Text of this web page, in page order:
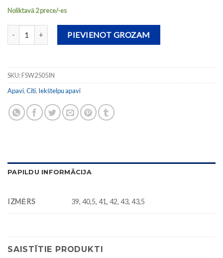
Noliktavā 2 prece/-es
Iekštelpu apavi FS REACTIVE 2505 daudzums
PIEVIENOT GROZAM
SKU:FSW2505IN
Apavi,Citi, Iekštelpu apavi
PAPILDU INFORMĀCIJA
IZMĒRS 39, 40,5, 41, 42, 43, 43,5
SAISTĪTIE PRODUKTI